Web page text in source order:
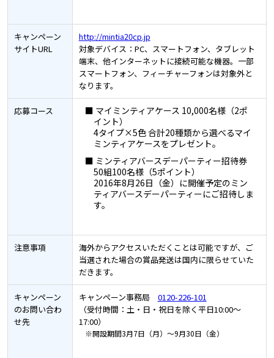
キャンペーン
サイトURL
http://mintia20cp.jp
対象デバイス：PC、スマートフォン、タブレット
端末、他インターネットに接続可能な機器。一部
スマートフォン、フィーチャーフォンは対象外と
なります。
応募コース
■ マイミンティアケース 10,000名様（2ポ
イント）
4タイプ×5色 合計20種類から選べるマイ
ミンティアケースをプレゼント。
■ ミンティアバースデーパーティー招待券
50組100名様（5ポイント）
2016年8月26日（金）に開催予定のミン
ティアバースデーパーティーにご招待しま
す。
注意事項
海外からアクセスいただくことは可能ですが、ご
当選された場合の賞品発送は国内に限らせていた
だきます。
キャンペーン
のお問い合わ
せ先
キャンペーン事務局 0120-226-101
（受付時間：土・日・祝日を除く平日10:00～
17:00）
※開設期間3月7日（月）～9月30日（金）